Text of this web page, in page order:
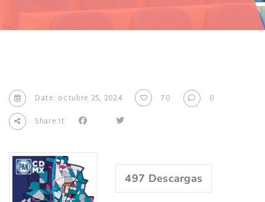
Date: octubre 25, 2024 70
0
Share It
497 Descargas